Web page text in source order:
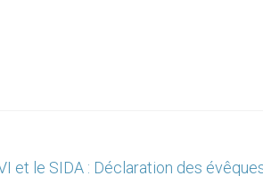
et le SIDA : Déclaration des